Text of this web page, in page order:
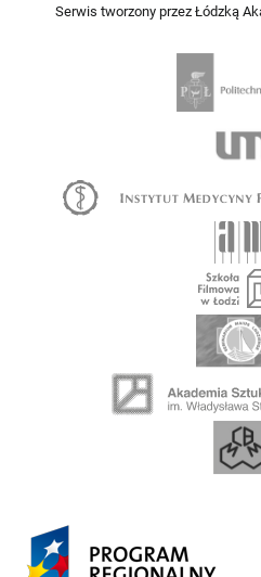
Serwis tworzony przez Łódzką